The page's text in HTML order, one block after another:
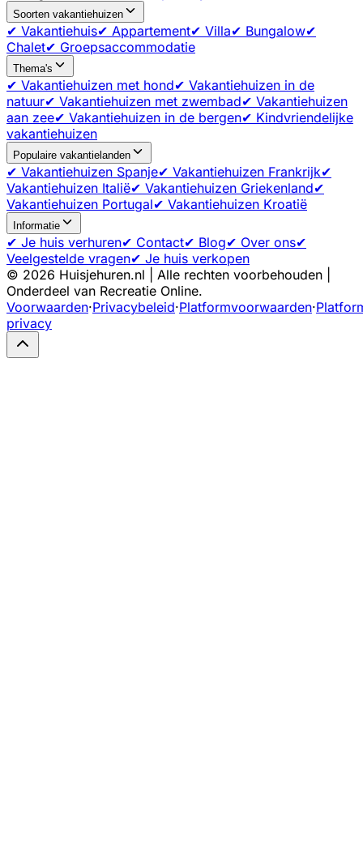
Soorten vakantiehuizen
✔ Vakantiehuis✔ Appartement✔ Villa✔ Bungalow✔
Chalet✔ Groepsaccommodatie
Thema's
✔ Vakantiehuizen met hond✔ Vakantiehuizen in de
natuur✔ Vakantiehuizen met zwembad✔ Vakantiehuizen
aan zee✔ Vakantiehuizen in de bergen✔ Kindvriendelijke
vakantiehuizen
Populaire vakantielanden
✔ Vakantiehuizen Spanje✔ Vakantiehuizen Frankrijk✔
Vakantiehuizen Italië✔ Vakantiehuizen Griekenland✔
Vakantiehuizen Portugal✔ Vakantiehuizen Kroatië
Informatie
✔ Je huis verhuren✔ Contact✔ Blog✔ Over ons✔
Veelgestelde vragen✔ Je huis verkopen
© 2026 Huisjehuren.nl | Alle rechten voorbehouden |
Onderdeel van Recreatie Online.
Voorwaarden·Privacybeleid·Platformvoorwaarden·
privacy